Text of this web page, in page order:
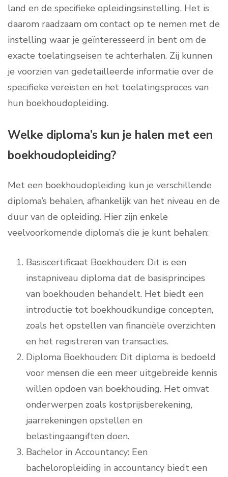
land en de specifieke opleidingsinstelling. Het is
daarom raadzaam om contact op te nemen met de
instelling waar je geïnteresseerd in bent om de
exacte toelatingseisen te achterhalen. Zij kunnen
je voorzien van gedetailleerde informatie over de
specifieke vereisten en het toelatingsproces van
hun boekhoudopleiding.
Welke diploma’s kun je halen met een
boekhoudopleiding?
Met een boekhoudopleiding kun je verschillende
diploma’s behalen, afhankelijk van het niveau en de
duur van de opleiding. Hier zijn enkele
veelvoorkomende diploma’s die je kunt behalen:
Basiscertificaat Boekhouden: Dit is een
instapniveau diploma dat de basisprincipes
van boekhouden behandelt. Het biedt een
introductie tot boekhoudkundige concepten,
zoals het opstellen van financiële overzichten
en het registreren van transacties.
Diploma Boekhouden: Dit diploma is bedoeld
voor mensen die een meer uitgebreide kennis
willen opdoen van boekhouding. Het omvat
onderwerpen zoals kostprijsberekening,
jaarrekeningen opstellen en
belastingaangiften doen.
Bachelor in Accountancy: Een
bacheloropleiding in accountancy biedt een